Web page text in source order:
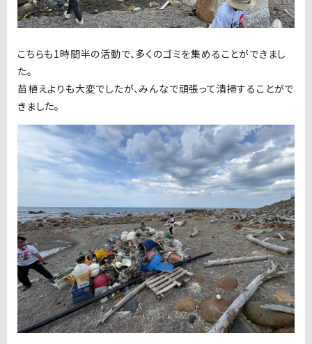
こちらも1時間半の活動で、多くのゴミを集めることができまし
た。
苗植えよりも大変でしたが、みんなで頑張って清掃することがで
きました。